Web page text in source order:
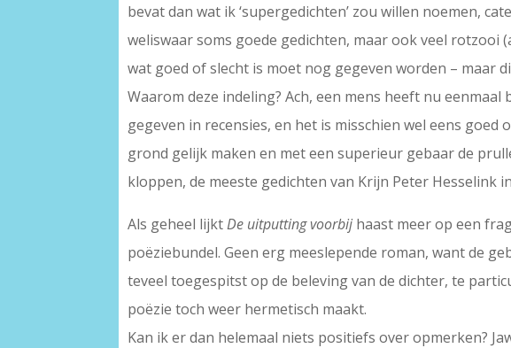
bevat dan wat ik ‘supergedichten’ zou willen noemen,
weliswaar soms goede gedichten, maar ook veel
wat goed of slecht is moet nog gegeven worden – maar
Waarom deze indeling? Ach, een mens heeft nu
gegeven in recensies, en het is misschien wel eens
grond gelijk maken en met een superieur gebaar de
kloppen, de meeste gedichten van Krijn Peter Hesselink
Als geheel lijktDe uitputting voorbij haast meer op een
poëziebundel. Geen erg meeslepende roman, want de
teveel toegespitst op de beleving van de dichter, te
poëzie toch weer hermetisch maakt.
Kan ik er dan helemaal niets positiefs over opmerken?